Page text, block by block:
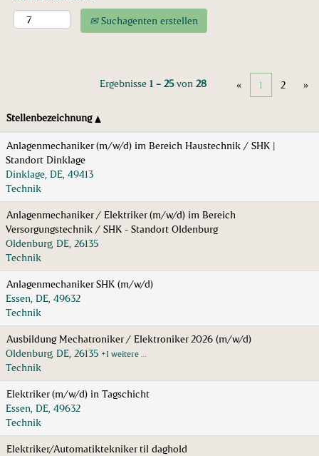
Suchagenten erstellen
Ergebnisse 1 – 25von 28 « 1 2 »
Stellenbezeichnung
Anlagenmechaniker (m/w/d) im Bereich Haustechnik / SHK |
Standort Dinklage
Dinklage, DE, 49413
Technik
Anlagenmechaniker / Elektriker (m/w/d) im Bereich
Versorgungstechnik / SHK - Standort Oldenburg
Oldenburg, DE, 26135
Technik
Anlagenmechaniker SHK (m/w/d)
Essen, DE, 49632
Technik
Ausbildung Mechatroniker / Elektroniker 2026 (m/w/d)
Oldenburg, DE, 26135 +1 weitere …
Technik
Elektriker (m/w/d) in Tagschicht
Essen, DE, 49632
Technik
Elektriker/Automatiktekniker til daghold